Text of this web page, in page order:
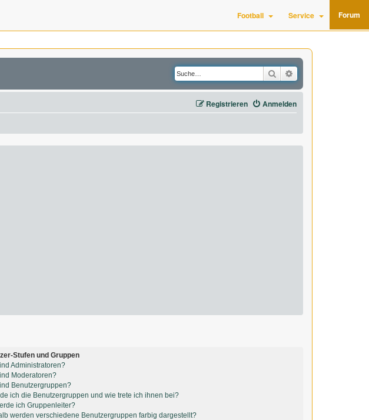
Football Service Forum
Suche
Anmelden
Registrieren
Stufen und Gruppen
Administratoren?
Moderatoren?
Benutzergruppen?
ich die Benutzergruppen und wie trete ich ihnen bei?
ich Gruppenleiter?
werden verschiedene Benutzergruppen farbig dargestellt?